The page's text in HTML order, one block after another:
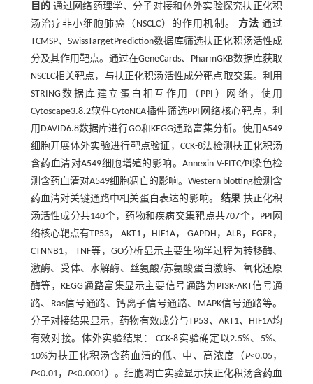
目的 通过网络药理学、分子对接和体外实验探究扶正化积
汤治疗非小细胞肺癌（NSCLC）的作用机制。 方法 通过
TCMSP、SwissTargetPrediction数据库筛选扶正化积汤活性成
分及其作用靶点。通过在GeneCards、PharmGKB数据库获取
NSCLC相关靶点，与扶正化积汤活性成分靶点取交集。利用
STRING数据库建立蛋白相互作用（PPI）网络，使用
Cytoscape3.8.2软件CytoNCA插件筛选PPI网络核心靶点，利
用DAVID6.8数据库进行GO和KEGG通路富集分析。使用A549
细胞开展体外实验进行靶点验证，CCK-8法检测扶正化积汤
含药血清对A549细胞增殖的影响。Annexin V-FITC/PI染色检
测含药血清对A549细胞凋亡的影响。Western blotting检测含
药血清对关键通路中相关蛋白表达的影响。结果 扶正化积
汤活性成分共140个，药物和疾病交集靶点共707个，PPI网
络核心靶点有TP53， AKT1，HIF1A， GAPDH，ALB，EGFR，
CTNNB1， TNF等，GO分析显示主要生物学过程为转移酶、
激酶、受体、水解酶、丝氨酸/苏氨酸蛋白激酶、氧化还原
酶等，KEGG通路富集显示主要信号通路为PI3K-AKT信号通
路、Ras信号通路、钙离子信号通路、MAPK信号通路等。
分子对接结果显示，药物有效成分与TP53、AKT1、HIF1A均
有效对接。体外实验结果： CCK-8实验确定以2.5%、5%、
10%为扶正化积汤含药血清的低、中、高浓度（P<0.05，
P<0.01， P<0.0001）。细胞凋亡实验显示扶正化积汤含药血